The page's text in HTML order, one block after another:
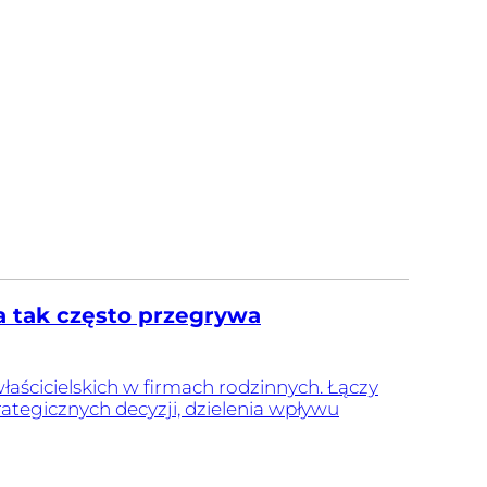
tak często przegrywa
w firmach rodzinnych. Łączy
decyzji, dzielenia wpływu